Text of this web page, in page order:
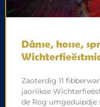
Dânse, hosse,
Zaoterdig 11
jaorlikse
de Rog